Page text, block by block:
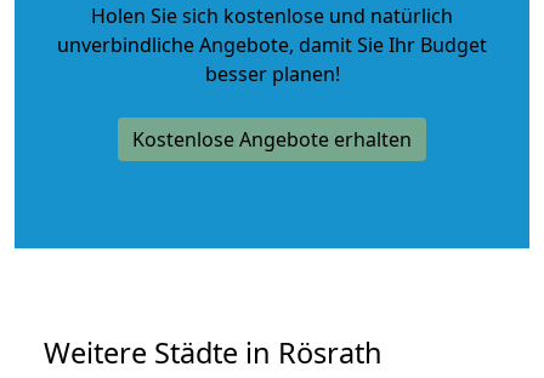
Holen Sie sich kostenlose und natürlich
unverbindliche Angebote, damit Sie Ihr Budget
besser planen!
Kostenlose Angebote erhalten
Weitere Städte in Rösrath